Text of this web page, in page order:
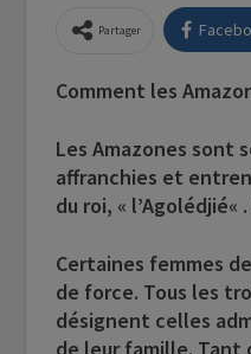
Partager
Comment les
Les Amazones sont
affranchies et
du roi, « l’Agolédjié«
Certaines femmes
de force. Tous les
désignent celles